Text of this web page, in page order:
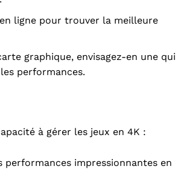
ligne pour trouver la meilleure
graphique, envisagez-en une qui
performances.
à gérer les jeux en 4K :
performances impressionnantes en